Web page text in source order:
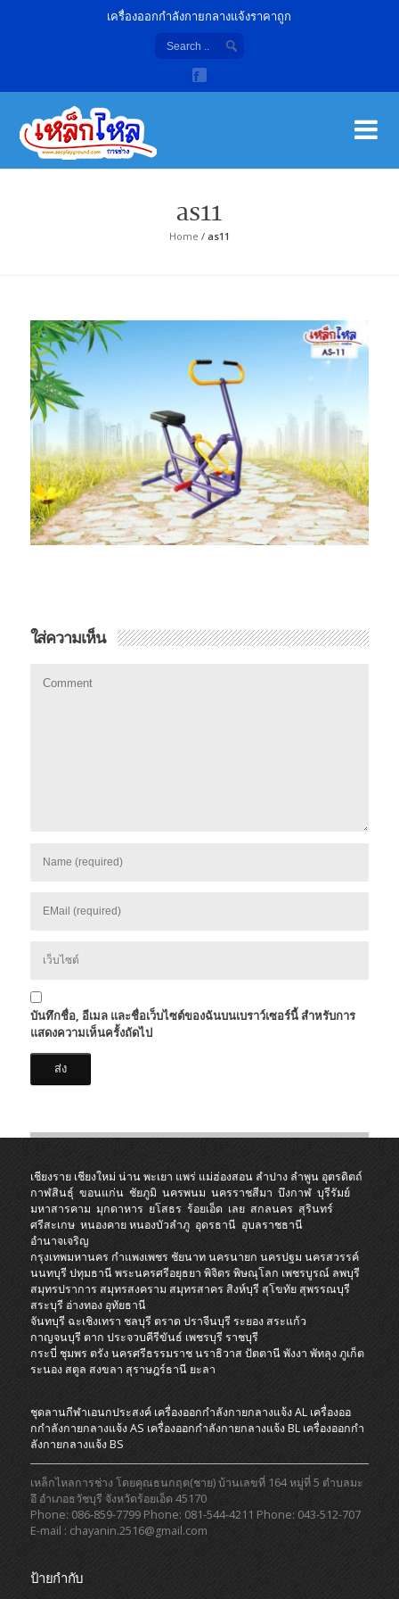
เครื่องออกกำลังกายกลางแจ้งราคาถูก
as11
Home / as11
ใส่ความเห็น
บันทึกชื่อ, อีเมล และชื่อเว็บไซต์ของฉันบนเบราว์เซอร์นี้ สำหรับการ
แสดงความเห็นครั้งถัดไป
เชียงราย เชียงใหม่ น่านพะเยา แพร่ แม่ฮ่องสอน ลำปาง ลำพูน อุตรดิตถ์
กาฬสินธุ์ ขอนแก่น ชัยภูมิ นครพนม นครราชสีมา บึงกาฬ บุรีรัมย์
มหาสารคาม มุกดาหาร ยโสธร ร้อยเอ็ด เลย สกลนคร สุรินทร์
ศรีสะเกษ หนองคายหนองบัวลำภู อุดรธานี อุบลราชธานี
อำนาจเจริญ
กรุงเทพมหานคร กำแพงเพชร ชัยนาทนครนายก นครปฐม นครสวรรค์
นนทบุรีปทุมธานีพระนครศรีอยุธยา พิจิตรพิษณุโลก เพชรบูรณ์ ลพบุรี
สมุทรปราการสมุทรสงคราม สมุทรสาครสิงห์บุรี สุโขทัยสุพรรณบุรี
สระบุรี อ่างทอง อุทัยธานี
จันทบุรี ฉะเชิงเทรา ชลบุรี ตราดปราจีนบุรีระยองสระแก้ว
กาญจนบุรีตาก ประจวบคีรีขันธ์ เพชรบุรีราชบุรี
กระบี่ ชุมพร ตรังนครศรีธรรมราชนราธิวาสปัตตานีพังงา พัทลุงภูเก็ต
ระนอง สตูล สงขลา สุราษฎร์ธานี ยะลา
ชุดลานกีฬาเอนกประสงค์ เครื่องออกกําลังกายกลางแจ้ง AL เครื่องออ
กกําลังกายกลางแจ้ง AS เครื่องออกกําลังกายกลางแจ้ง BL เครื่องออกกํา
ลังกายกลางแจ้ง BS
เหล็กไหลการช่าง โดยคุณธนกฤต(ชาย) บ้านเลขที่ 164 หมู่ที่ 5 ตำบลมะ
อึ อำเภอธวัชบุรี จังหวัดร้อยเอ็ด 45170
Phone: 086-859-7799 Phone: 081-544-4211 Phone: 043-512-707
E-mail : chayanin.2516@gmail.com
ป้ายกำกับ